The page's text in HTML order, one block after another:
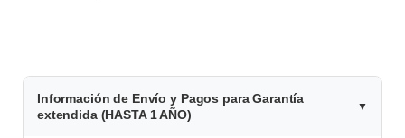
$
9
Información de Envío y Pagos para Garantía
extendida (HASTA 1 AÑO)